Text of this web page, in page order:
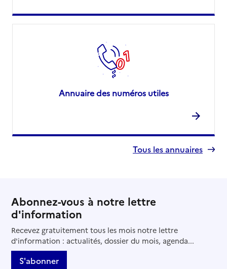
Annuaire des numéros utiles
Tous les annuaires
Abonnez-vous à notre lettre
d'information
Recevez gratuitement tous les mois notre lettre
d'information : actualités, dossier du mois, agenda...
S'abonner